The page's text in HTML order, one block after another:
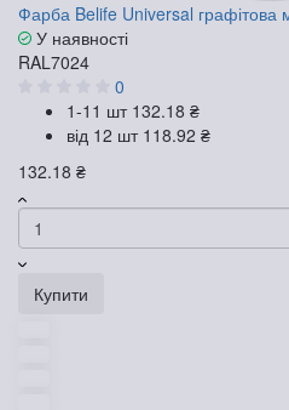
Фарба Belife Universal графітова
У наявності
RAL7024
0
1-11 шт 132.18 ₴
від 12 шт 118.92 ₴
132.18 ₴
Купити